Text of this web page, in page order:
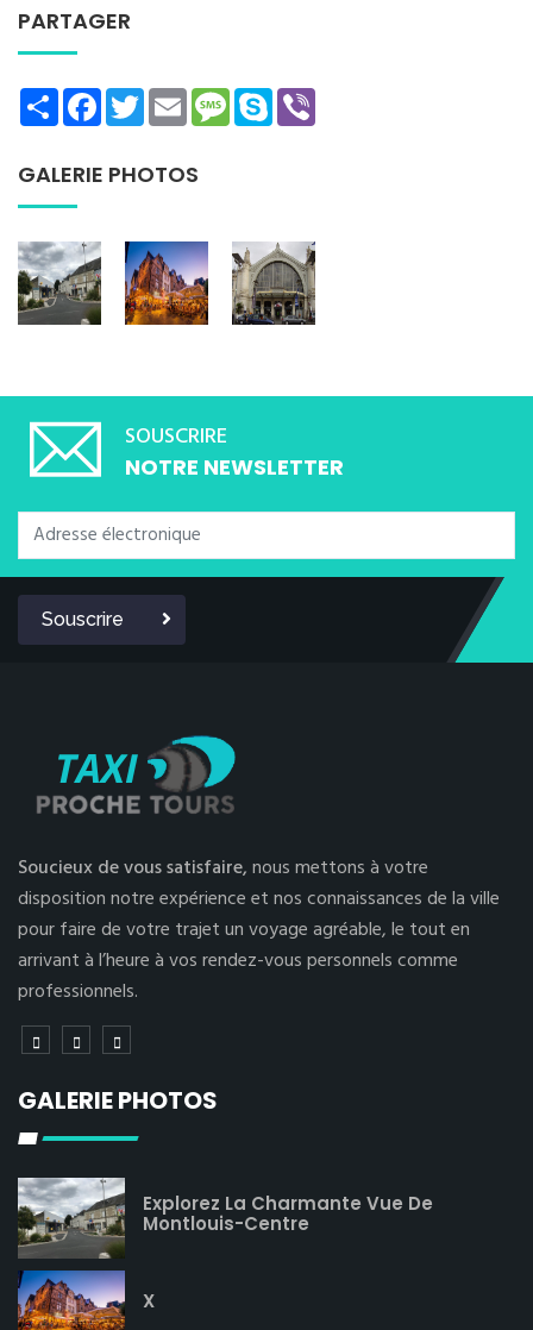
PARTAGER
ShareFacebookTwitterEmailMessage
Skype
GALERIE PHOTOS
SOUSCRIRE
NOTRE NEWSLETTER
Souscrire
Soucieux de vous satisfaire,nous mettons à votre
disposition notre expérience et nos connaissances de la ville
pour faire de votre trajet un voyage agréable, le tout en
arrivant à l’heure à vos rendez-vous personnels comme
professionnels.
GALERIE PHOTOS
Explorez La Charmante Vue De
Montlouis-Centre
X